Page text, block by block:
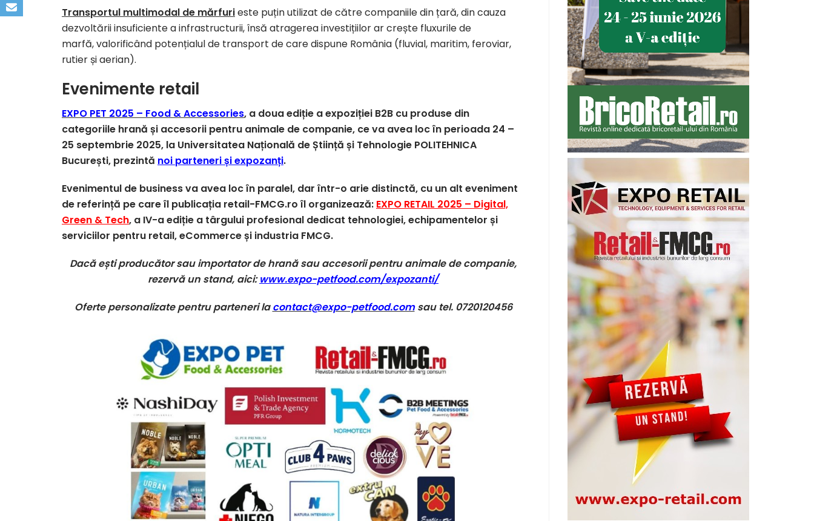
Transportul multimodal de mărfurieste puțin utilizat de către companiile din țară, din cauza
dezvoltării insuficiente a infrastructurii, însă atragerea investițiilor ar crește fluxurile de
marfă, valorificând potențialul de transport de care dispune România (fluvial, maritim, feroviar,
rutier și aerian).
Evenimente retail
EXPO PET 2025 – Food & Accessories, a doua ediție a expoziției B2B cu produse din
categoriile hrană și accesorii pentru animale de companie, ce va avea loc în perioada 24 –
25 septembrie 2025, la Universitatea Națională de Știință și Tehnologie POLITEHNICA
București, prezintă noi parteneri și expozanți.
Evenimentul de business va avea loc în paralel, dar într-o arie distinctă, cu un alt eveniment
de referință pe care îl publicația retail-FMCG.ro îl organizează: EXPO RETAIL 2025 – Digital,
Green & Tech, a IV-a ediție a târgului profesional dedicat tehnologiei, echipamentelor și
serviciilor pentru retail, eCommerce și industria FMCG.
Dacă ești producător sau importator de hrană sau accesorii pentru animale de companie,
rezervă un stand, aici:www.expo-petfood.com/expozanti/
Oferte personalizate pentru parteneri lacontact@expo-petfood.comsau tel. 0720120456